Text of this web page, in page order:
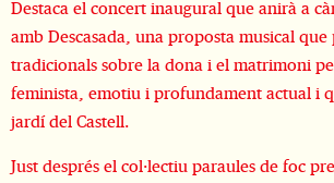
Destaca el concert inaugural que anirà a
amb Descasada, una proposta musical
tradicionals sobre la dona i el matrimoni
feminista, emotiu i profundament actual i
jardí del Castell.
Just després el col·lectiu paraules de foc